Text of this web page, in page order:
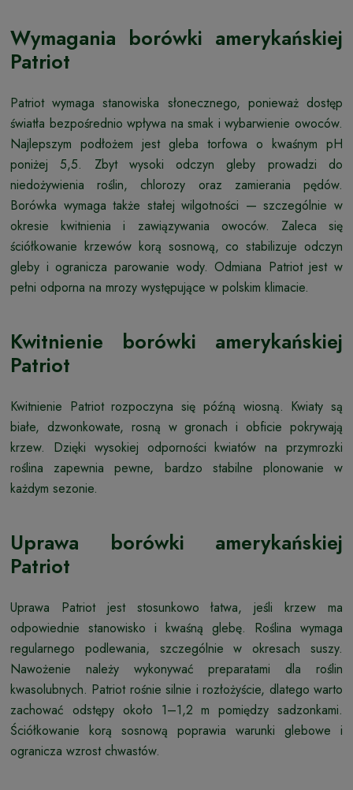
Wymagania borówki amerykańskiej
Patriot
Patriot wymaga stanowiska słonecznego, ponieważ dostęp
światła bezpośrednio wpływa na smak i wybarwienie owoców.
Najlepszym podłożem jest gleba torfowa o kwaśnym pH
poniżej 5,5. Zbyt wysoki odczyn gleby prowadzi do
niedożywienia roślin, chlorozy oraz zamierania pędów.
Borówka wymaga także stałej wilgotności — szczególnie w
okresie kwitnienia i zawiązywania owoców. Zaleca się
ściółkowanie krzewów korą sosnową, co stabilizuje odczyn
gleby i ogranicza parowanie wody. Odmiana Patriot jest w
pełni odporna na mrozy występujące w polskim klimacie.
Kwitnienie borówki amerykańskiej
Patriot
Kwitnienie Patriot rozpoczyna się późną wiosną. Kwiaty są
białe, dzwonkowate, rosną w gronach i obficie pokrywają
krzew. Dzięki wysokiej odporności kwiatów na przymrozki
roślina zapewnia pewne, bardzo stabilne plonowanie w
każdym sezonie.
Uprawa borówki amerykańskiej
Patriot
Uprawa Patriot jest stosunkowo łatwa, jeśli krzew ma
odpowiednie stanowisko i kwaśną glebę. Roślina wymaga
regularnego podlewania, szczególnie w okresach suszy.
Nawożenie należy wykonywać preparatami dla roślin
kwasolubnych. Patriot rośnie silnie i rozłożyście, dlatego warto
zachować odstępy około 1–1,2 m pomiędzy sadzonkami.
Ściółkowanie korą sosnową poprawia warunki glebowe i
ogranicza wzrost chwastów.